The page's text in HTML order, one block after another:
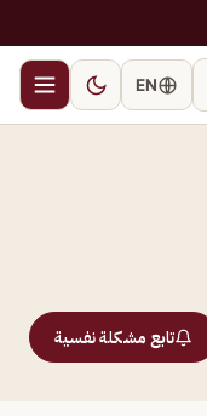
EN
تابع مشكلة نفسية